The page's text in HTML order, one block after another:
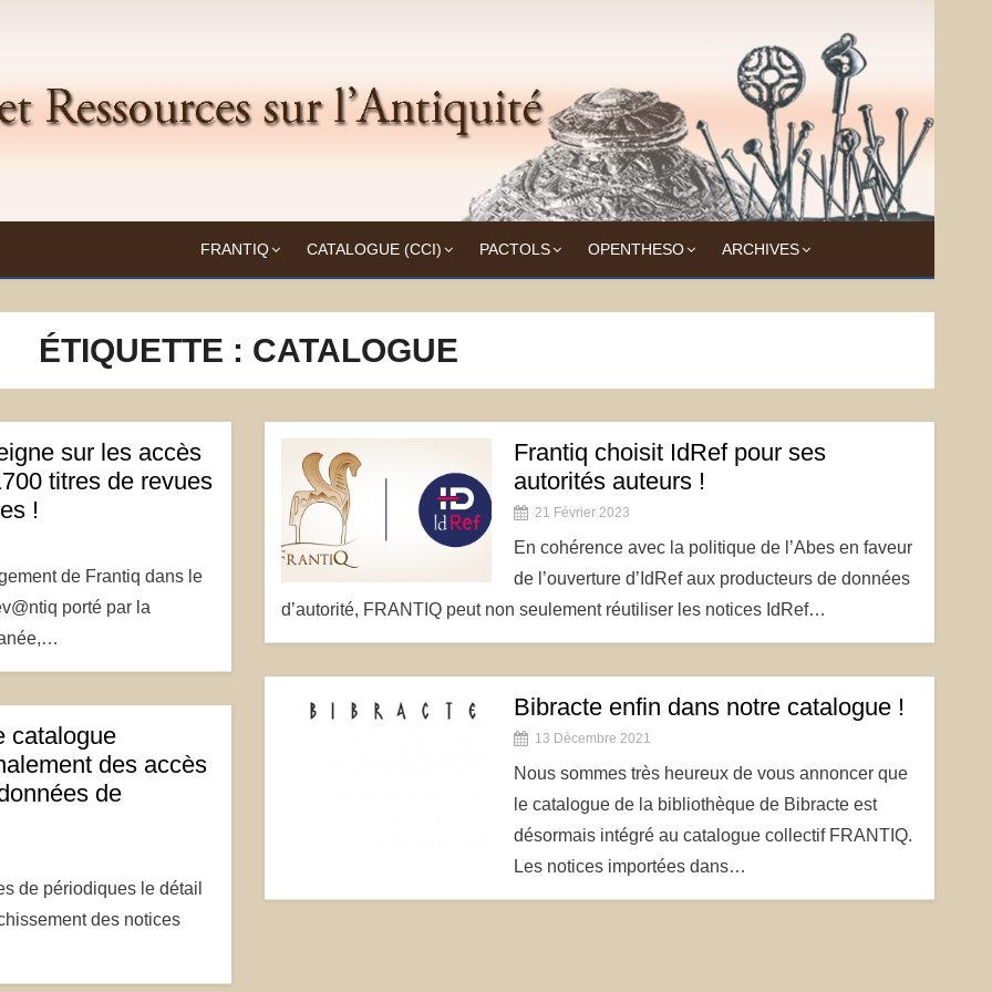
Frantiq
FRANTIQ CATALOGUE (CCI) PACTOLS OPENTHESO ARCHIVES
ÉTIQUETTE : CATALOGUE
sur les accès
titres de revues
!
de Frantiq dans le
porté par la
Frantiq choisit IdRef pour ses
autorités auteurs !
21 Février 2023
En cohérence avec la politique de l’Abes en faveur
de l’ouverture d’IdRef aux producteurs de données
d’autorité, FRANTIQ peut non seulement réutiliser les notices IdRef…
Bibracte enfin dans notre catalogue !
13 Décembre 2021
Nous sommes très heureux de vous annoncer que
le catalogue de la bibliothèque de Bibracte est
désormais intégré au catalogue collectif FRANTIQ.
Les notices importées dans…
catalogue
des accès
de
de périodiques le détail
des notices